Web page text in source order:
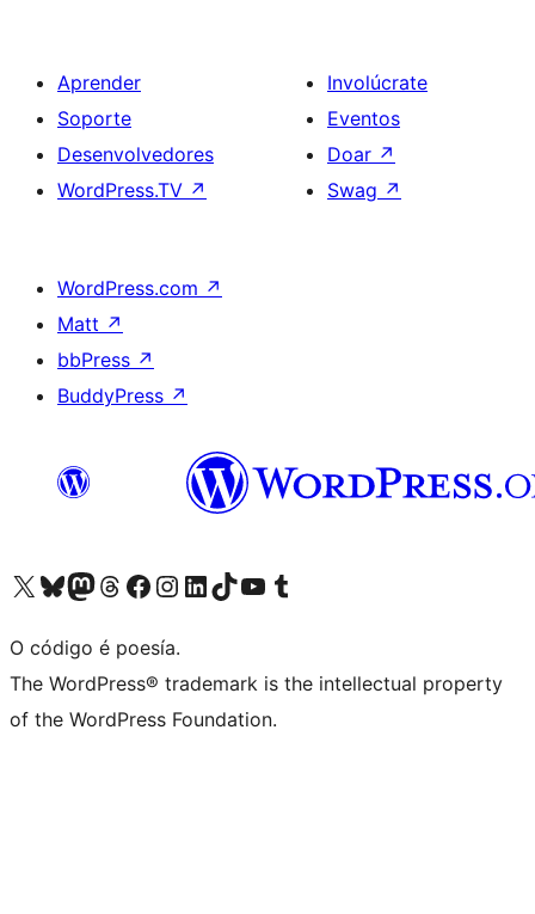
Aprender
Soporte
Desenvolvedores
WordPress.TV ↗
Involúcrate
Eventos
Doar ↗
Swag ↗
WordPress.com ↗
Matt ↗
bbPress ↗
BuddyPress ↗
Visita la cuenta de X (anteriormente Twitter)
Visita a nosa conta de Bluesky
Visita a nosa conta de Mastodon
Visita a nosa conta de Threads
Visita a nosa páxina de Facebook
Visita a nosa conta de Instagram
Visita a nosa conta de LinkedIn
Visita a nosa conta de TikTok
Visita a nosa canle de YouTube
Visita a nosa conta de Tumblr
O código é poesía.
The WordPress® trademark is the intellectual property
of the WordPress Foundation.